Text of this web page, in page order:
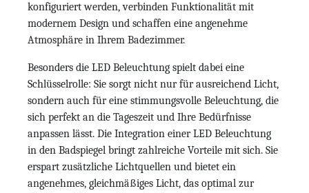
konfiguriert werden, verbinden Funktionalität mit
modernem Design und schaffen eine angenehme
Atmosphäre in Ihrem Badezimmer.
Besonders die LED Beleuchtung spielt dabei eine
Schlüsselrolle: Sie sorgt nicht nur für ausreichend Licht,
sondern auch für eine stimmungsvolle Beleuchtung, die
sich perfekt an die Tageszeit und Ihre Bedürfnisse
anpassen lässt. Die Integration einer LED Beleuchtung
in den Badspiegel bringt zahlreiche Vorteile mit sich. Sie
erspart zusätzliche Lichtquellen und bietet ein
angenehmes, gleichmäßiges Licht, das optimal zur